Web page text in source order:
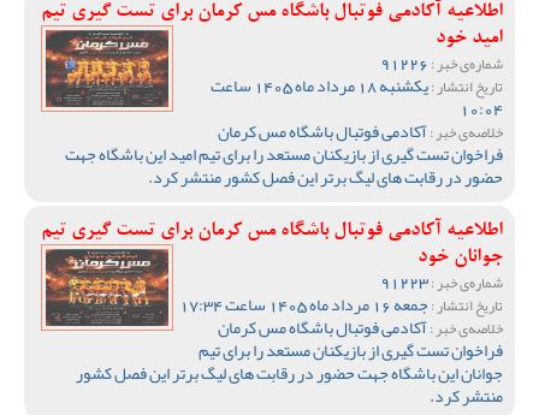
اطلاعیه آکادمی فوتبال باشگاه مس کرمان برای تست گیری تیم
امید خود
شماره‌ی خبر :
تاریخ انتشار : یکشنبه 18 مرداد ماه 1405 ساعت
10:04
خلاصه‌ی خبر :آکادمی فوتبال باشگاه مس کرمان
فراخوان تست گیری از بازیکنان مستعد را برای تیم امید این باشگاه جهت
حضور در رقابت های لیگ برتر این فصل کشور منتشر کرد.
اطلاعیه آکادمی فوتبال باشگاه مس کرمان برای تست گیری تیم
جوانان خود
شماره‌ی خبر :
تاریخ انتشار :جمعه 16 مرداد ماه 1405 ساعت 17:34
خلاصه‌ی خبر :آکادمی فوتبال باشگاه مس کرمان
فراخوان تست گیری از بازیکنان مستعد را برای تیم
جوانان این باشگاه جهت حضور در رقابت های لیگ برتر این فصل کشور
منتشر کرد.